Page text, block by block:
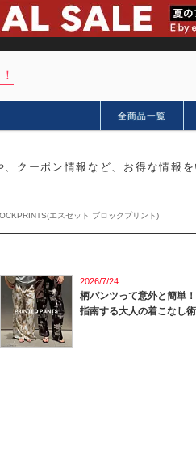
全商品一覧
、クーポン情報など、お得な情報
エスゼット ブロックプリント)
2026/7/24
柄パンツって意外と簡単
指南する大人の着こなし術